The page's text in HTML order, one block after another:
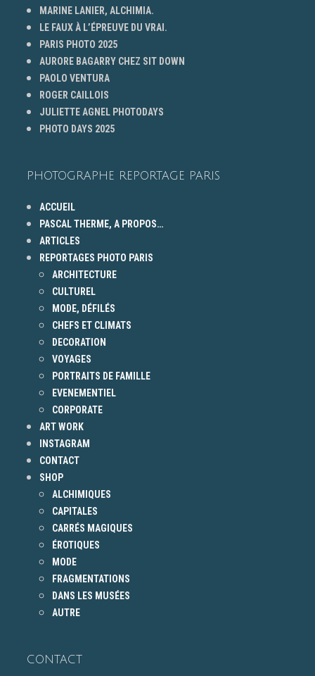
MARINE LANIER, ALCHIMIA.
LE FAUX À L’ÉPREUVE DU VRAI.
PARIS PHOTO 2025
AURORE BAGARRY CHEZ SIT DOWN
PAOLO VENTURA
ROGER CAILLOIS
JULIETTE AGNEL PHOTODAYS
PHOTO DAYS 2025
PHOTOGRAPHE REPORTAGE PARIS
ACCUEIL
PASCAL THERME, A PROPOS…
ARTICLES
REPORTAGES PHOTO PARIS
ARCHITECTURE
CULTUREL
MODE, DÉFILÉS
CHEFS ET CLIMATS
DECORATION
VOYAGES
PORTRAITS DE FAMILLE
EVENEMENTIEL
CORPORATE
ART WORK
INSTAGRAM
CONTACT
SHOP
ALCHIMIQUES
CAPITALES
CARRÉS MAGIQUES
ÉROTIQUES
MODE
FRAGMENTATIONS
DANS LES MUSÉES
AUTRE
CONTACT